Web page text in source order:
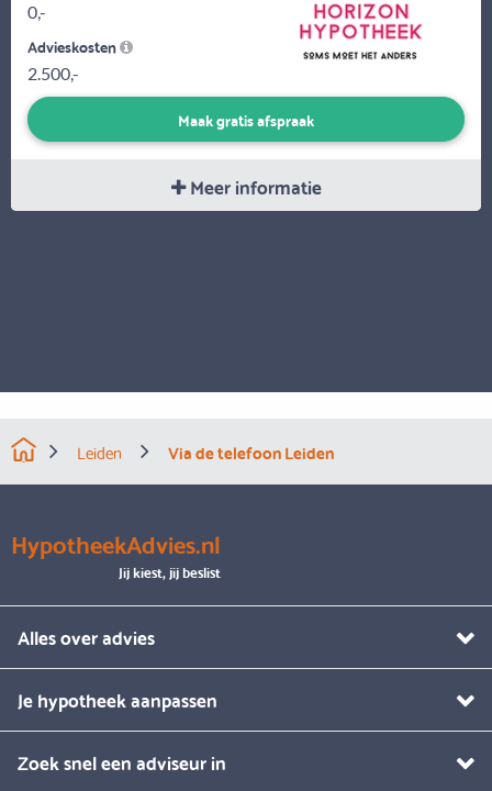
0,-
Advieskosten
2.500,-
Maak gratis afspraak
Meer informatie
Leiden Via de telefoon Leiden
HypotheekAdvies.nl
Jij kiest, jij beslist
Alles over advies
Je hypotheek aanpassen
Zoek snel een adviseur in